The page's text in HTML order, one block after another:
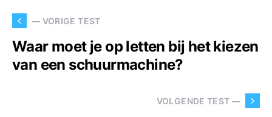
— VORIGE TEST
Waar moet je op letten bij het kiezen
van een schuurmachine?
VOLGENDE TEST —